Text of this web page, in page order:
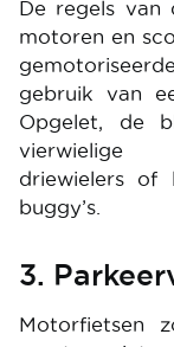
De regels van
motoren en
gebruik van
Opgelet, de
vierwielige
driewielers of
buggy’s.
3.
Motorfietsen